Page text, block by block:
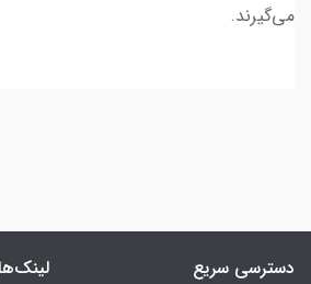
می‌گیرند.
دسترسی سریع